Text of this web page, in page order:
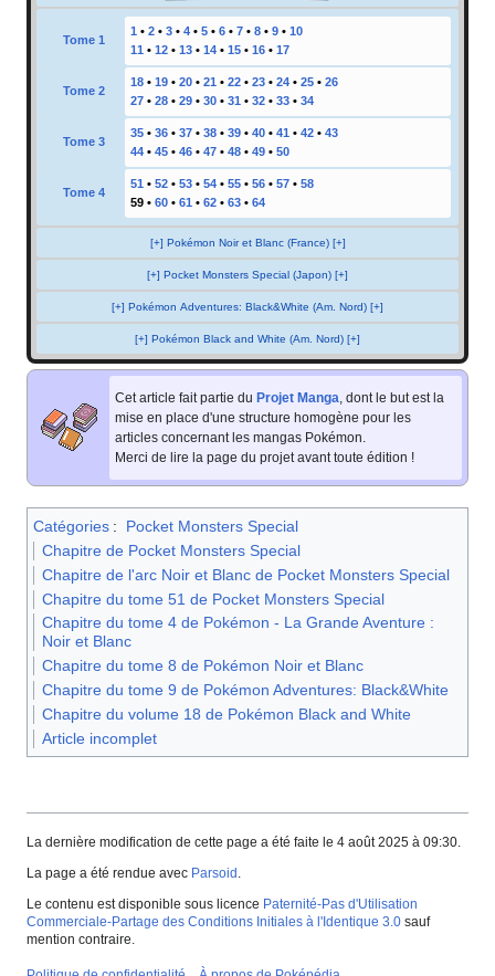
Tome 1
1 • 2 • 3 • 4 • 5 • 6 • 7 • 8 • 9 • 10
11 • 12 • 13 • 14 • 15 • 16 • 17
Tome 2
18 • 19 • 20 • 21 • 22 • 23 • 24 • 25 • 26
27 • 28 • 29 • 30 • 31 • 32 • 33 • 34
Tome 3
35 • 36 • 37 • 38 • 39 • 40 • 41 • 42 • 43
44 • 45 • 46 • 47 • 48 • 49 • 50
Tome 4
51 • 52 • 53 • 54 • 55 • 56 • 57 • 58
59 • 60 • 61 • 62 • 63 • 64
[+] Pokémon Noir et Blanc (France) [+]
[+] Pocket Monsters Special (Japon) [+]
[+] Pokémon Adventures: Black&White (Am. Nord) [+]
[+] Pokémon Black and White (Am. Nord) [+]
Cet article fait partie du Projet Manga, dont le but est la
mise en place d'une structure homogène pour les
articles concernant les mangas Pokémon.
Merci de lire la page du projet avant toute édition !
Catégories :
Pocket Monsters Special
Chapitre de Pocket Monsters Special
Chapitre de l'arc Noir et Blanc de Pocket Monsters Special
Chapitre du tome 51 de Pocket Monsters Special
Chapitre du tome 4 de Pokémon - La Grande Aventure :
Noir et Blanc
Chapitre du tome 8 de Pokémon Noir et Blanc
Chapitre du tome 9 de Pokémon Adventures: Black&White
Chapitre du volume 18 de Pokémon Black and White
Article incomplet
La dernière modification de cette page a été faite le 4 août 2025 à 09:30.
La page a été rendue avec Parsoid
Le contenu est disponible sous licence Paternité-Pas d'Utilisation
Commerciale-Partage des Conditions Initiales à l'Identique 3.0 sauf
mention contraire.